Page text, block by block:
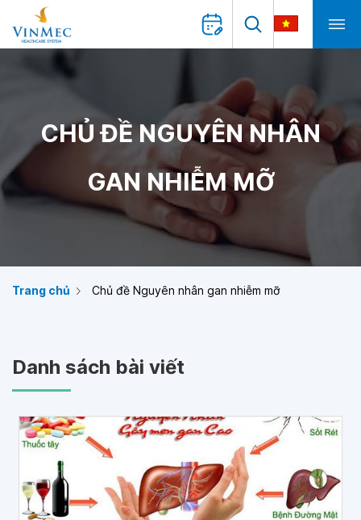
CHỦ ĐỀ NGUYÊN NHÂN
GAN NHIỄM MỠ
Trang chủ Chủ đề Nguyên nhân gan nhiễm mỡ
Danh sách bài viết